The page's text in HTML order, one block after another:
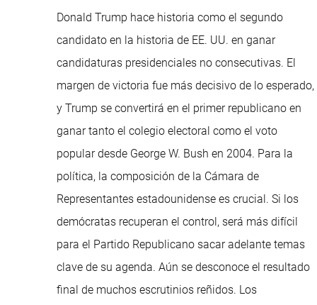
Donald Trump hace historia como el segundo
candidato en la historia de EE. UU. en ganar
candidaturas presidenciales no consecutivas. El
margen de victoria fue más decisivo de lo esperado,
y Trump se convertirá en el primer republicano en
ganar tanto el colegio electoral como el voto
popular desde George W. Bush en 2004. Para la
política, la composición de la Cámara de
Representantes estadounidense es crucial. Si los
demócratas recuperan el control, será más difícil
para el Partido Republicano sacar adelante temas
clave de su agenda. Aún se desconoce el resultado
final de muchos escrutinios reñidos. Los